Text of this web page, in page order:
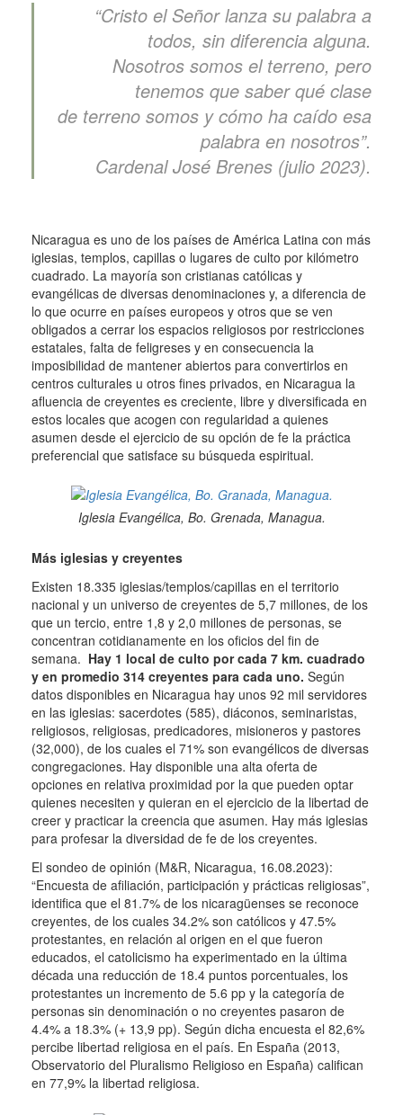
“Cristo el Señor lanza su palabra a
todos, sin diferencia alguna.
Nosotros somos el terreno, pero
tenemos que saber qué clase
de terreno somos y cómo ha caído esa
palabra en nosotros”.
Cardenal José Brenes (julio 2023).
Nicaragua es uno de los países de América Latina con más
iglesias, templos, capillas o lugares de culto por kilómetro
cuadrado. La mayoría son cristianas católicas y
evangélicas de diversas denominaciones y, a diferencia de
lo que ocurre en países europeos y otros que se ven
obligados a cerrar los espacios religiosos por restricciones
estatales, falta de feligreses y en consecuencia la
imposibilidad de mantener abiertos para convertirlos en
centros culturales u otros fines privados, en Nicaragua la
afluencia de creyentes es creciente, libre y diversificada en
estos locales que acogen con regularidad a quienes
asumen desde el ejercicio de su opción de fe la práctica
preferencial que satisface su búsqueda espiritual.
Iglesia Evangélica, Bo. Grenada, Managua.
Más iglesias y creyentes
Existen 18.335 iglesias/templos/capillas en el territorio
nacional y un universo de creyentes de 5,7 millones, de los
que un tercio, entre 1,8 y 2,0 millones de personas, se
concentran cotidianamente en los oficios del fin de
semana. Hay 1 local de culto por cada 7 km. cuadrado
y en promedio 314 creyentes para cada uno. Según
datos disponibles en Nicaragua hay unos 92 mil servidores
en las iglesias: sacerdotes (585), diáconos, seminaristas,
religiosos, religiosas, predicadores, misioneros y pastores
(32,000), de los cuales el 71% son evangélicos de diversas
congregaciones. Hay disponible una alta oferta de
opciones en relativa proximidad por la que pueden optar
quienes necesiten y quieran en el ejercicio de la libertad de
creer y practicar la creencia que asumen. Hay más iglesias
para profesar la diversidad de fe de los creyentes.
El sondeo de opinión (M&R, Nicaragua, 16.08.2023):
“Encuesta de afiliación, participación y prácticas religiosas”,
identifica que el 81.7% de los nicaragüenses se reconoce
creyentes, de los cuales 34.2% son católicos y 47.5%
protestantes, en relación al origen en el que fueron
educados, el catolicismo ha experimentado en la última
década una reducción de 18.4 puntos porcentuales, los
protestantes un incremento de 5.6 pp y la categoría de
personas sin denominación o no creyentes pasaron de
4.4% a 18.3% (+ 13,9 pp). Según dicha encuesta el 82,6%
percibe libertad religiosa en el país. En España (2013,
Observatorio del Pluralismo Religioso en España) califican
en 77,9% la libertad religiosa.